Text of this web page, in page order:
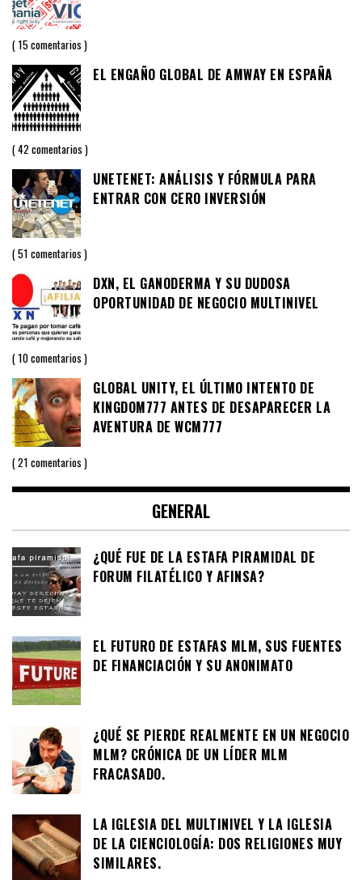
15 comentarios
EL ENGAÑO GLOBAL DE AMWAY EN ESPAÑA
42 comentarios
UNETENET: ANÁLISIS Y FÓRMULA PARA
ENTRAR CON CERO INVERSIÓN
51 comentarios
DXN, EL GANODERMA Y SU DUDOSA
OPORTUNIDAD DE NEGOCIO MULTINIVEL
10 comentarios
GLOBAL UNITY, EL ÚLTIMO INTENTO DE
KINGDOM777 ANTES DE DESAPARECER LA
AVENTURA DE WCM777
21 comentarios
GENERAL
¿QUÉ FUE DE LA ESTAFA PIRAMIDAL DE
FORUM FILATÉLICO Y AFINSA?
EL FUTURO DE ESTAFAS MLM, SUS FUENTES
DE FINANCIACIÓN Y SU ANONIMATO
¿QUÉ SE PIERDE REALMENTE EN UN NEGOCIO
MLM? CRÓNICA DE UN LÍDER MLM
FRACASADO.
LA IGLESIA DEL MULTINIVEL Y LA IGLESIA
DE LA CIENCIOLOGÍA: DOS RELIGIONES MUY
SIMILARES.